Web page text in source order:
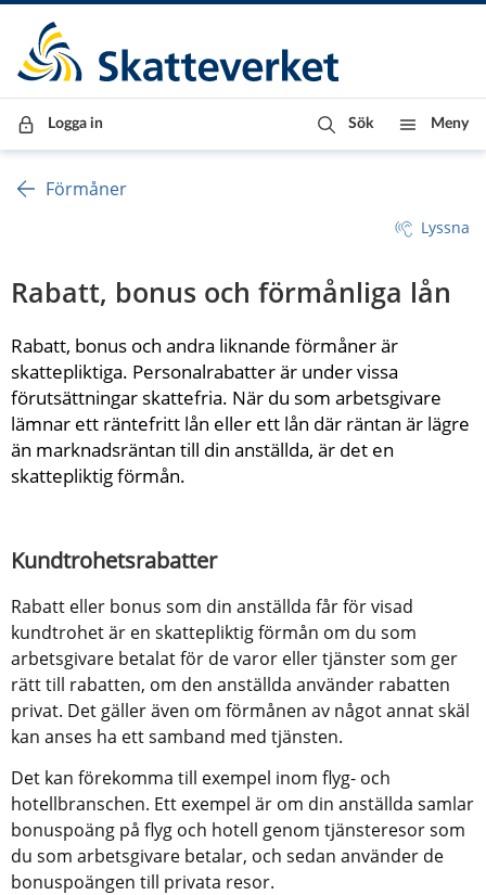
Till innehåll
Till navigationen
Till chattrobot
Logga in Sök Meny
Förmåner
Lyssna
Rabatt, bonus och förmånliga lån
Rabatt, bonus och andra liknande förmåner är
skattepliktiga. Personalrabatter är under vissa
förutsättningar skattefria. När du som arbetsgivare
lämnar ett räntefritt lån eller ett lån där räntan är lägre
än marknadsräntan till din anställda, är det en
skattepliktig förmån.
Kundtrohetsrabatter
Rabatt eller bonus som din anställda får för visad
kundtrohet är en skattepliktig förmån om du som
arbetsgivare betalat för de varor eller tjänster som ger
rätt till rabatten, om den anställda använder rabatten
privat. Det gäller även om förmånen av något annat skäl
kan anses ha ett samband med tjänsten.
Det kan förekomma till exempel inom flyg- och
hotellbranschen. Ett exempel är om din anställda samlar
bonuspoäng på flyg och hotell genom tjänsteresor som
du som arbetsgivare betalar, och sedan använder de
bonuspoängen till privata resor.